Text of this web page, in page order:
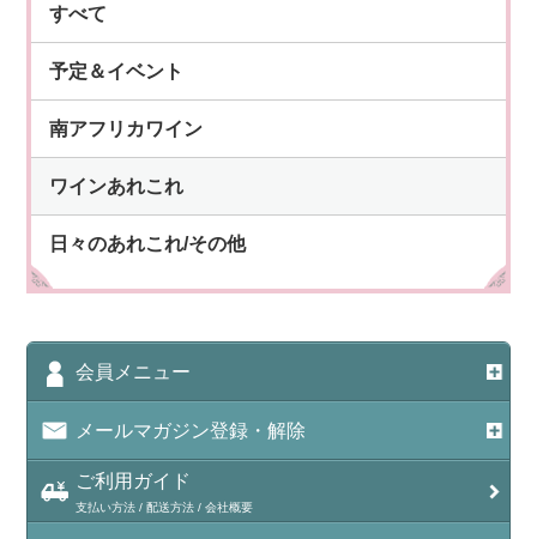
すべて
予定＆イベント
南アフリカワイン
ワインあれこれ
日々のあれこれ/その他
会員メニュー
メールマガジン登録・解除
ご利用ガイド
支払い方法 / 配送方法 / 会社概要